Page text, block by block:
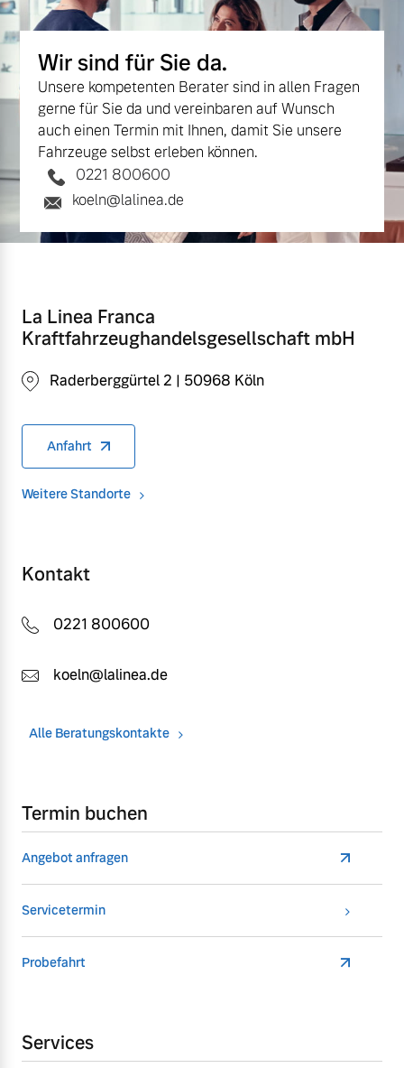
Wir sind für Sie da.
Unsere kompetenten Berater sind in allen Fragen
gerne für Sie da und vereinbaren auf Wunsch
auch einen Termin mit Ihnen, damit Sie unsere
Fahrzeuge selbst erleben können.
0221 800600
koeln@lalinea.de
La Linea Franca
Kraftfahrzeughandelsgesellschaft mbH
Raderberggürtel 2 | 50968 Köln
Anfahrt
Weitere Standorte
Kontakt
0221 800600
koeln@lalinea.de
Alle Beratungskontakte
Termin buchen
Angebot anfragen
Servicetermin
Probefahrt
Services